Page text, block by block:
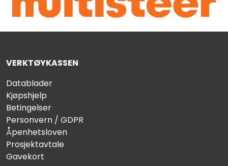
VERKTØYKASSEN
Datablader
Kjøpshjelp
Betingelser
Personvern / GDPR
Åpenhetsloven
Prosjektavtale
Gavekort